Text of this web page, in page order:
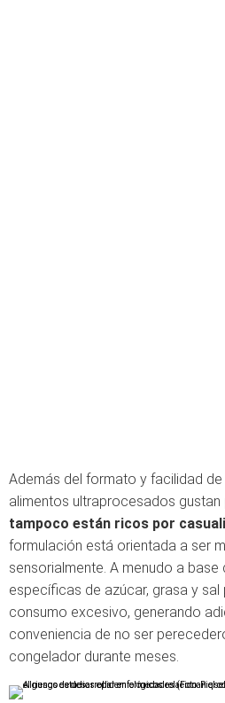
Además del formato y facilidad
alimentos ultraprocesados gustan
tampoco están ricos por
formulación está orientada a ser
sensorialmente. A menudo a
específicas de azúcar, grasa y sal
consumo excesivo, generando
conveniencia de no ser
congelador durante meses.